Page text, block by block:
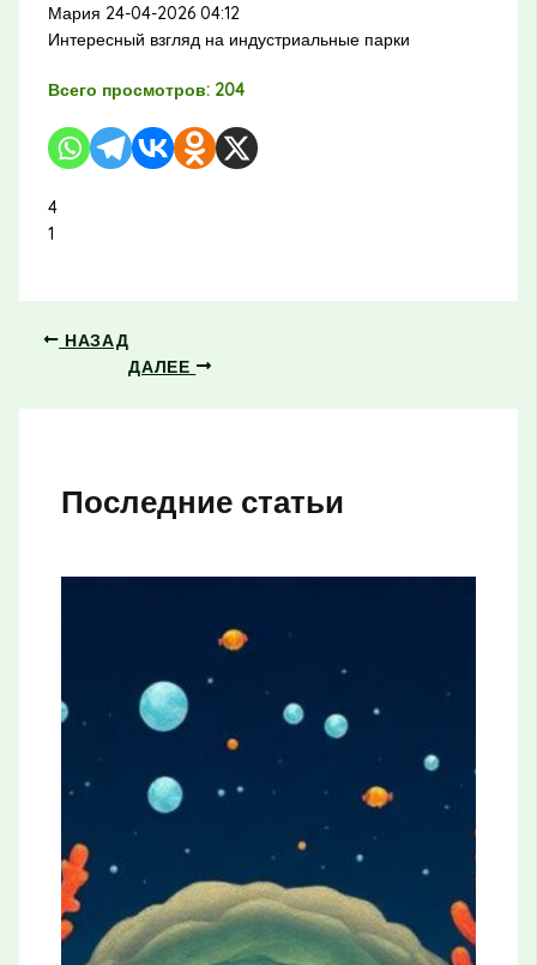
Мария 24-04-2026 04:12
Интересный взгляд на индустриальные парки
Всего просмотров: 204
4
1
НАЗАД
ДАЛЕЕ
Последние статьи